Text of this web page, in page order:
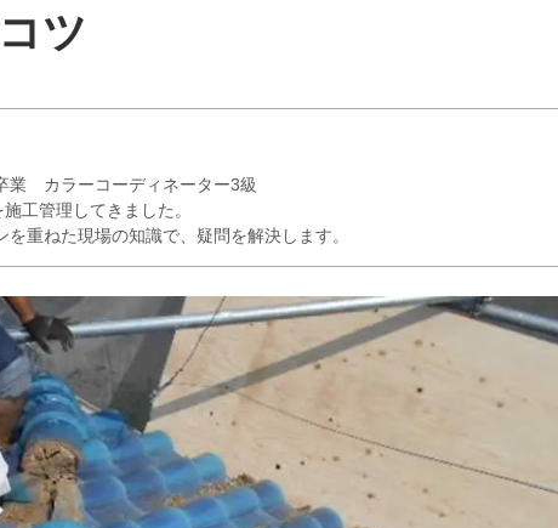
ツ
カラーコーディネーター3級
工管理してきました。
重ねた現場の知識で、疑問を解決します。